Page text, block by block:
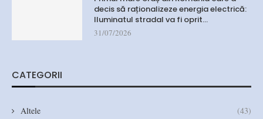
decis să raționalizeze energia electrică:
Iluminatul stradal va fi oprit…
31/07/2026
CATEGORII
Altele (43)